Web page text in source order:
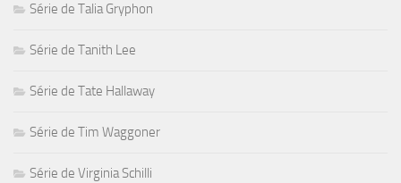
Série de Talia Gryphon
Série de Tanith Lee
Série de Tate Hallaway
Série de Tim Waggoner
Série de Virginia Schilli